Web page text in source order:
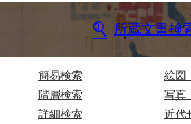
所蔵文書検
簡易検索
階層検索
詳細検索
絵図
写真
近代